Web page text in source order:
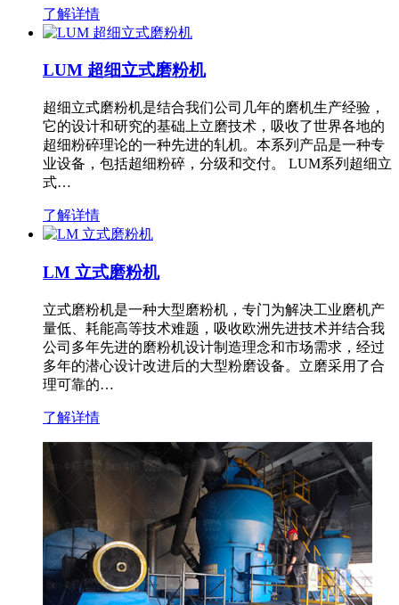
了解详情
LUM 超细立式磨粉机
超细立式磨粉机是结合我们公司几年的磨机生产经验，
它的设计和研究的基础上立磨技术，吸收了世界各地的
超细粉碎理论的一种先进的轧机。本系列产品是一种专
业设备，包括超细粉碎，分级和交付。 LUM系列超细立
式…
了解详情
LM 立式磨粉机
立式磨粉机是一种大型磨粉机，专门为解决工业磨机产
量低、耗能高等技术难题，吸收欧洲先进技术并结合我
公司多年先进的磨粉机设计制造理念和市场需求，经过
多年的潜心设计改进后的大型粉磨设备。立磨采用了合
理可靠的…
了解详情